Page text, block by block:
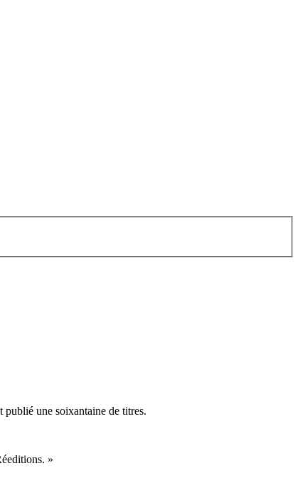
une soixantaine de titres.
»